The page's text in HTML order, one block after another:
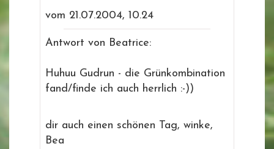
vom 21.07.2004, 10.24
Antwort von Beatrice:
Huhuu Gudrun - die Grünkombination
fand/finde ich auch herrlich :-))
dir auch einen schönen Tag, winke,
Bea